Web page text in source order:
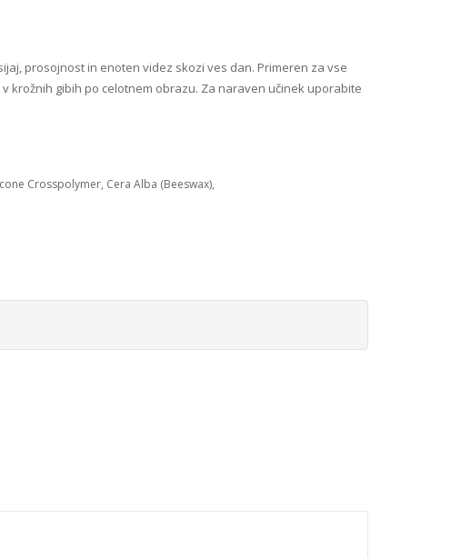
prosojnost in enoten videz skozi ves dan. Primeren za vse
krožnih gibih po celotnem obrazu. Za naraven učinek uporabite
Crosspolymer, Cera Alba (Beeswax),